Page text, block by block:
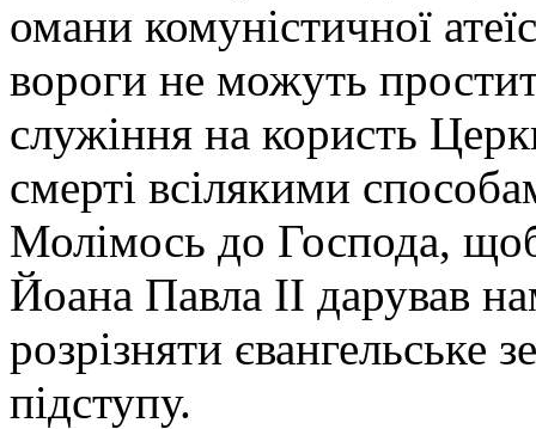
омани комуністичної
вороги не можуть
служіння на користь
смерті всілякими
Молімось до Господа,
Йоана Павла ІІ дарував
розрізняти євангельське
підступу.